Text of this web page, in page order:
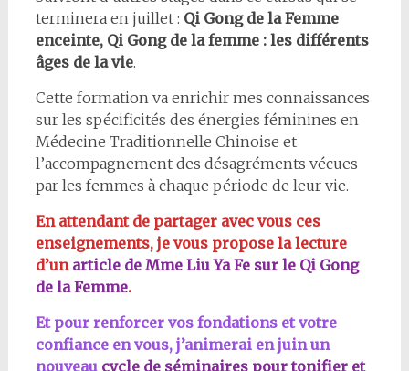
terminera en juillet : Qi Gong de la Femme
enceinte, Qi Gong de la femme : les différents
âges de la vie.
Cette formation va enrichir mes connaissances
sur les spécificités des énergies féminines en
Médecine Traditionnelle Chinoise et
l’accompagnement des désagréments vécues
par les femmes à chaque période de leur vie.
En attendant de partager avec vous ces
enseignements, je vous propose la lecture
d’un article de Mme Liu Ya Fe sur le Qi Gong
de la Femme.
Et pour renforcer vos fondations et votre
confiance en vous, j’animerai en juin un
nouveau cycle de séminaires pour tonifier et